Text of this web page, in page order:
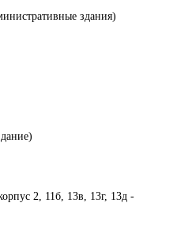
здания)
2, 11б, 13в, 13г, 13д -